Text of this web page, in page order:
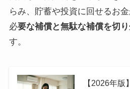
らみ、貯蓄や投資に回せるお
必要な補償と無駄な補償を切
す。
【2026年